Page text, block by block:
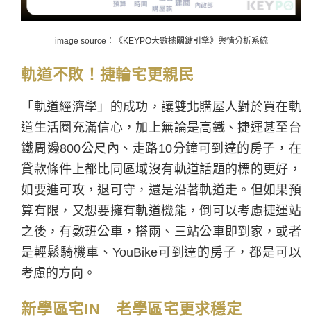
image source：《KEYPO大數據關鍵引擎》輿情分析系統
軌道不敗！捷輪宅更親民
「軌道經濟學」的成功，讓雙北購屋人對於買在軌
道生活圈充滿信心，加上無論是高鐵、捷運甚至台
鐵周邊800公尺內、走路10分鐘可到達的房子，在
貸款條件上都比同區域沒有軌道話題的標的更好，
如要進可攻，退可守，還是沿著軌道走。但如果預
算有限，又想要擁有軌道機能，倒可以考慮捷運站
之後，有數班公車，搭兩、三站公車即到家，或者
是輕鬆騎機車、YouBike可到達的房子，都是可以
考慮的方向。
新學區宅IN 老學區宅更求穩定